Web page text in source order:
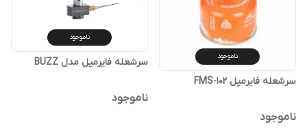
ناموجود
سرشعله فایرمپل FMS-102
ناموجود
ناموجود
سرشعله فایرمپل مدل BUZZ
ناموجود